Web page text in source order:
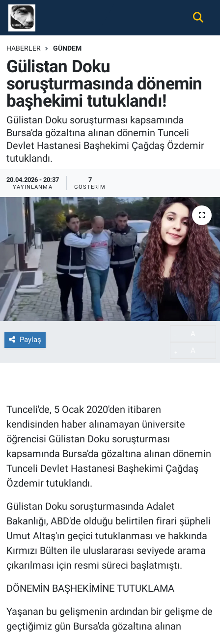
HABERLER GÜNDEM
Gülistan Doku
soruşturmasında dönemin
başhekimi tutuklandı!
Gülistan Doku soruşturması kapsamında
Bursa'da gözaltına alınan dönemin Tunceli
Devlet Hastanesi Başhekimi Çağdaş Özdemir
tutuklandı.
20.04.2026 - 20:37
YAYINLANMA
7
GÖSTERIM
Paylaş
Tunceli'de, 5 Ocak 2020'den itibaren
kendisinden haber alınamayan üniversite
öğrencisi Gülistan Doku soruşturması
kapsamında Bursa'da gözaltına alınan dönemin
Tunceli Devlet Hastanesi Başhekimi Çağdaş
Özdemir tutuklandı.
Gülistan Doku soruşturmasında Adalet
Bakanlığı, ABD'de olduğu belirtilen firari şüpheli
Umut Altaş'ın geçici tutuklanması ve hakkında
Kırmızı Bülten ile uluslararası seviyede arama
çıkarılması için resmi süreci başlatmıştı.
DÖNEMİN BAŞHEKİMİNE TUTUKLAMA
Yaşanan bu gelişmenin ardından bir gelişme de
geçtiğimiz gün Bursa'da gözaltına alınan
Gündem
Ekonomi
Spor
Magazin
Tüm Haberler
İletişim
Künye
Nöbetçi Eczaneler
Hava Durumu
Namaz Vakitleri
Trafik Durumu
Süper Lig Puan Durumu ve Fikstür
Tüm Manşetler
Son Dakika Haberleri
Haber Arşivi